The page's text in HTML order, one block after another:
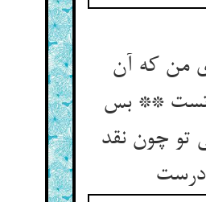
من که آن
تست ** بس
تو چون نقد
درست